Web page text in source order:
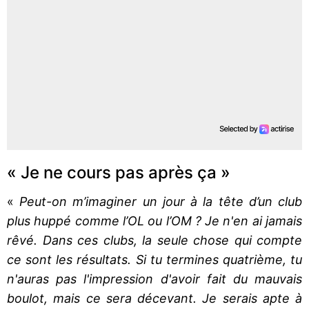
« Je ne cours pas après ça »
« Peut-on m’imaginer un jour à la tête d’un club
plus huppé comme l’OL ou l’OM ? Je n'en ai jamais
rêvé. Dans ces clubs, la seule chose qui compte
ce sont les résultats. Si tu termines quatrième, tu
n'auras pas l'impression d'avoir fait du mauvais
boulot, mais ce sera décevant. Je serais apte à